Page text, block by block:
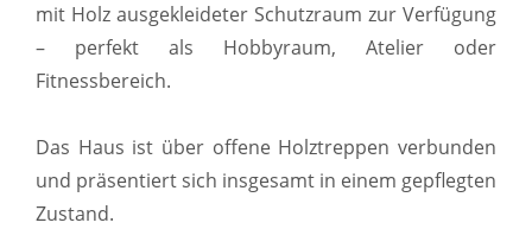
mit Holz ausgekleideter Schutzraum zur Verfügung
– perfekt als Hobbyraum, Atelier oder
Fitnessbereich.
Das Haus ist über offene Holztreppen verbunden
und präsentiert sich insgesamt in einem gepflegten
Zustand.